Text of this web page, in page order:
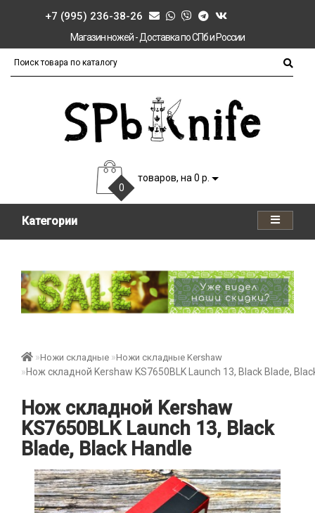
+7 (995) 236-38-26
Магазин ножей - Доставка по СПб и России
0
товаров, на 0 р.
Категории
Ножи складные Ножи складные Kershaw
Нож складной Kershaw KS7650BLK Launch 13, Black Blade,
Нож складной Kershaw
KS7650BLK Launch 13, Black
Blade, Black Handle